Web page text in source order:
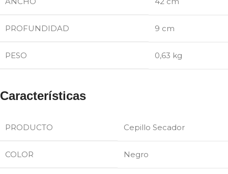
PROFUNDIDAD 9 cm
PESO 0,63 kg
Características
PRODUCTO Cepillo Secador
COLOR Negro